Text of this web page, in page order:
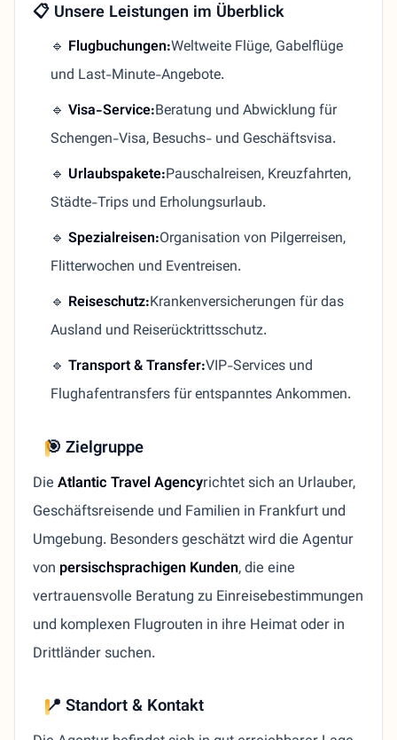
📋 Unsere Leistungen im Überblick
🔹 Flugbuchungen:Weltweite Flüge, Gabelflüge
und Last-Minute-Angebote.
🔹 Visa-Service:Beratung und Abwicklung für
Schengen-Visa, Besuchs- und Geschäftsvisa.
🔹 Urlaubspakete:Pauschalreisen, Kreuzfahrten,
Städte-Trips und Erholungsurlaub.
🔹 Spezialreisen:Organisation von Pilgerreisen,
Flitterwochen und Eventreisen.
🔹 Reiseschutz:Krankenversicherungen für das
Ausland und Reiserücktrittsschutz.
🔹 Transport & Transfer:VIP-Services und
Flughafentransfers für entspanntes Ankommen.
🎯 Zielgruppe
DieAtlantic Travel Agencyrichtet sich an Urlauber,
Geschäftsreisende und Familien in Frankfurt und
Umgebung. Besonders geschätzt wird die Agentur
von persischsprachigen Kunden, die eine
vertrauensvolle Beratung zu Einreisebestimmungen
und komplexen Flugrouten in ihre Heimat oder in
Drittländer suchen.
📍 Standort & Kontakt